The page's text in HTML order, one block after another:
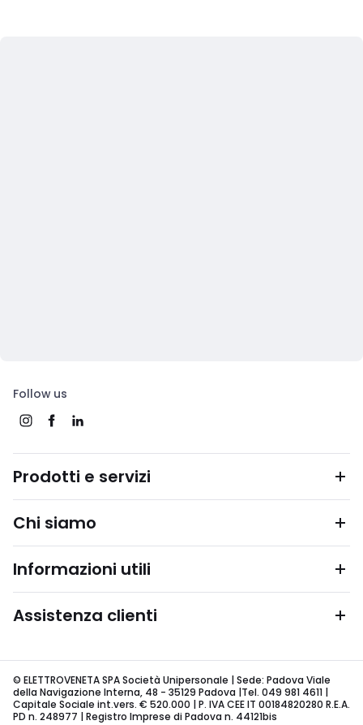
Follow us
Prodotti e servizi
Chi siamo
Informazioni utili
Assistenza clienti
© ELETTROVENETA SPA Società Unipersonale | Sede: Padova Viale
della Navigazione Interna, 48 - 35129 Padova |Tel. 049 981 4611 |
Capitale Sociale int.vers. € 520.000 | P. IVA CEE IT 00184820280 R.E.A.
PD n. 248977 | Registro Imprese di Padova n. 44121bis